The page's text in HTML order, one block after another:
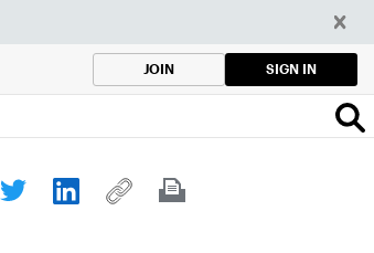
JOIN SIGN IN